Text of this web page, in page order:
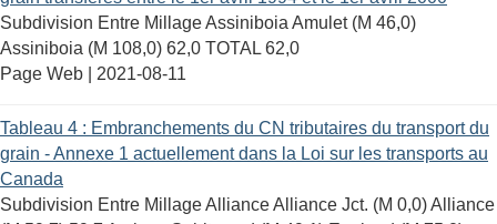
Subdivision Entre Millage Assiniboia Amulet (M 46,0)
Assiniboia (M 108,0) 62,0 TOTAL 62,0
Page Web | 2021-08-11
Tableau 4 : Embranchements du CN tributaires du transport du
grain - Annexe 1 actuellement dans la Loi sur les transports au
Canada
Subdivision Entre Millage Alliance Alliance Jct. (M 0,0) Alliance